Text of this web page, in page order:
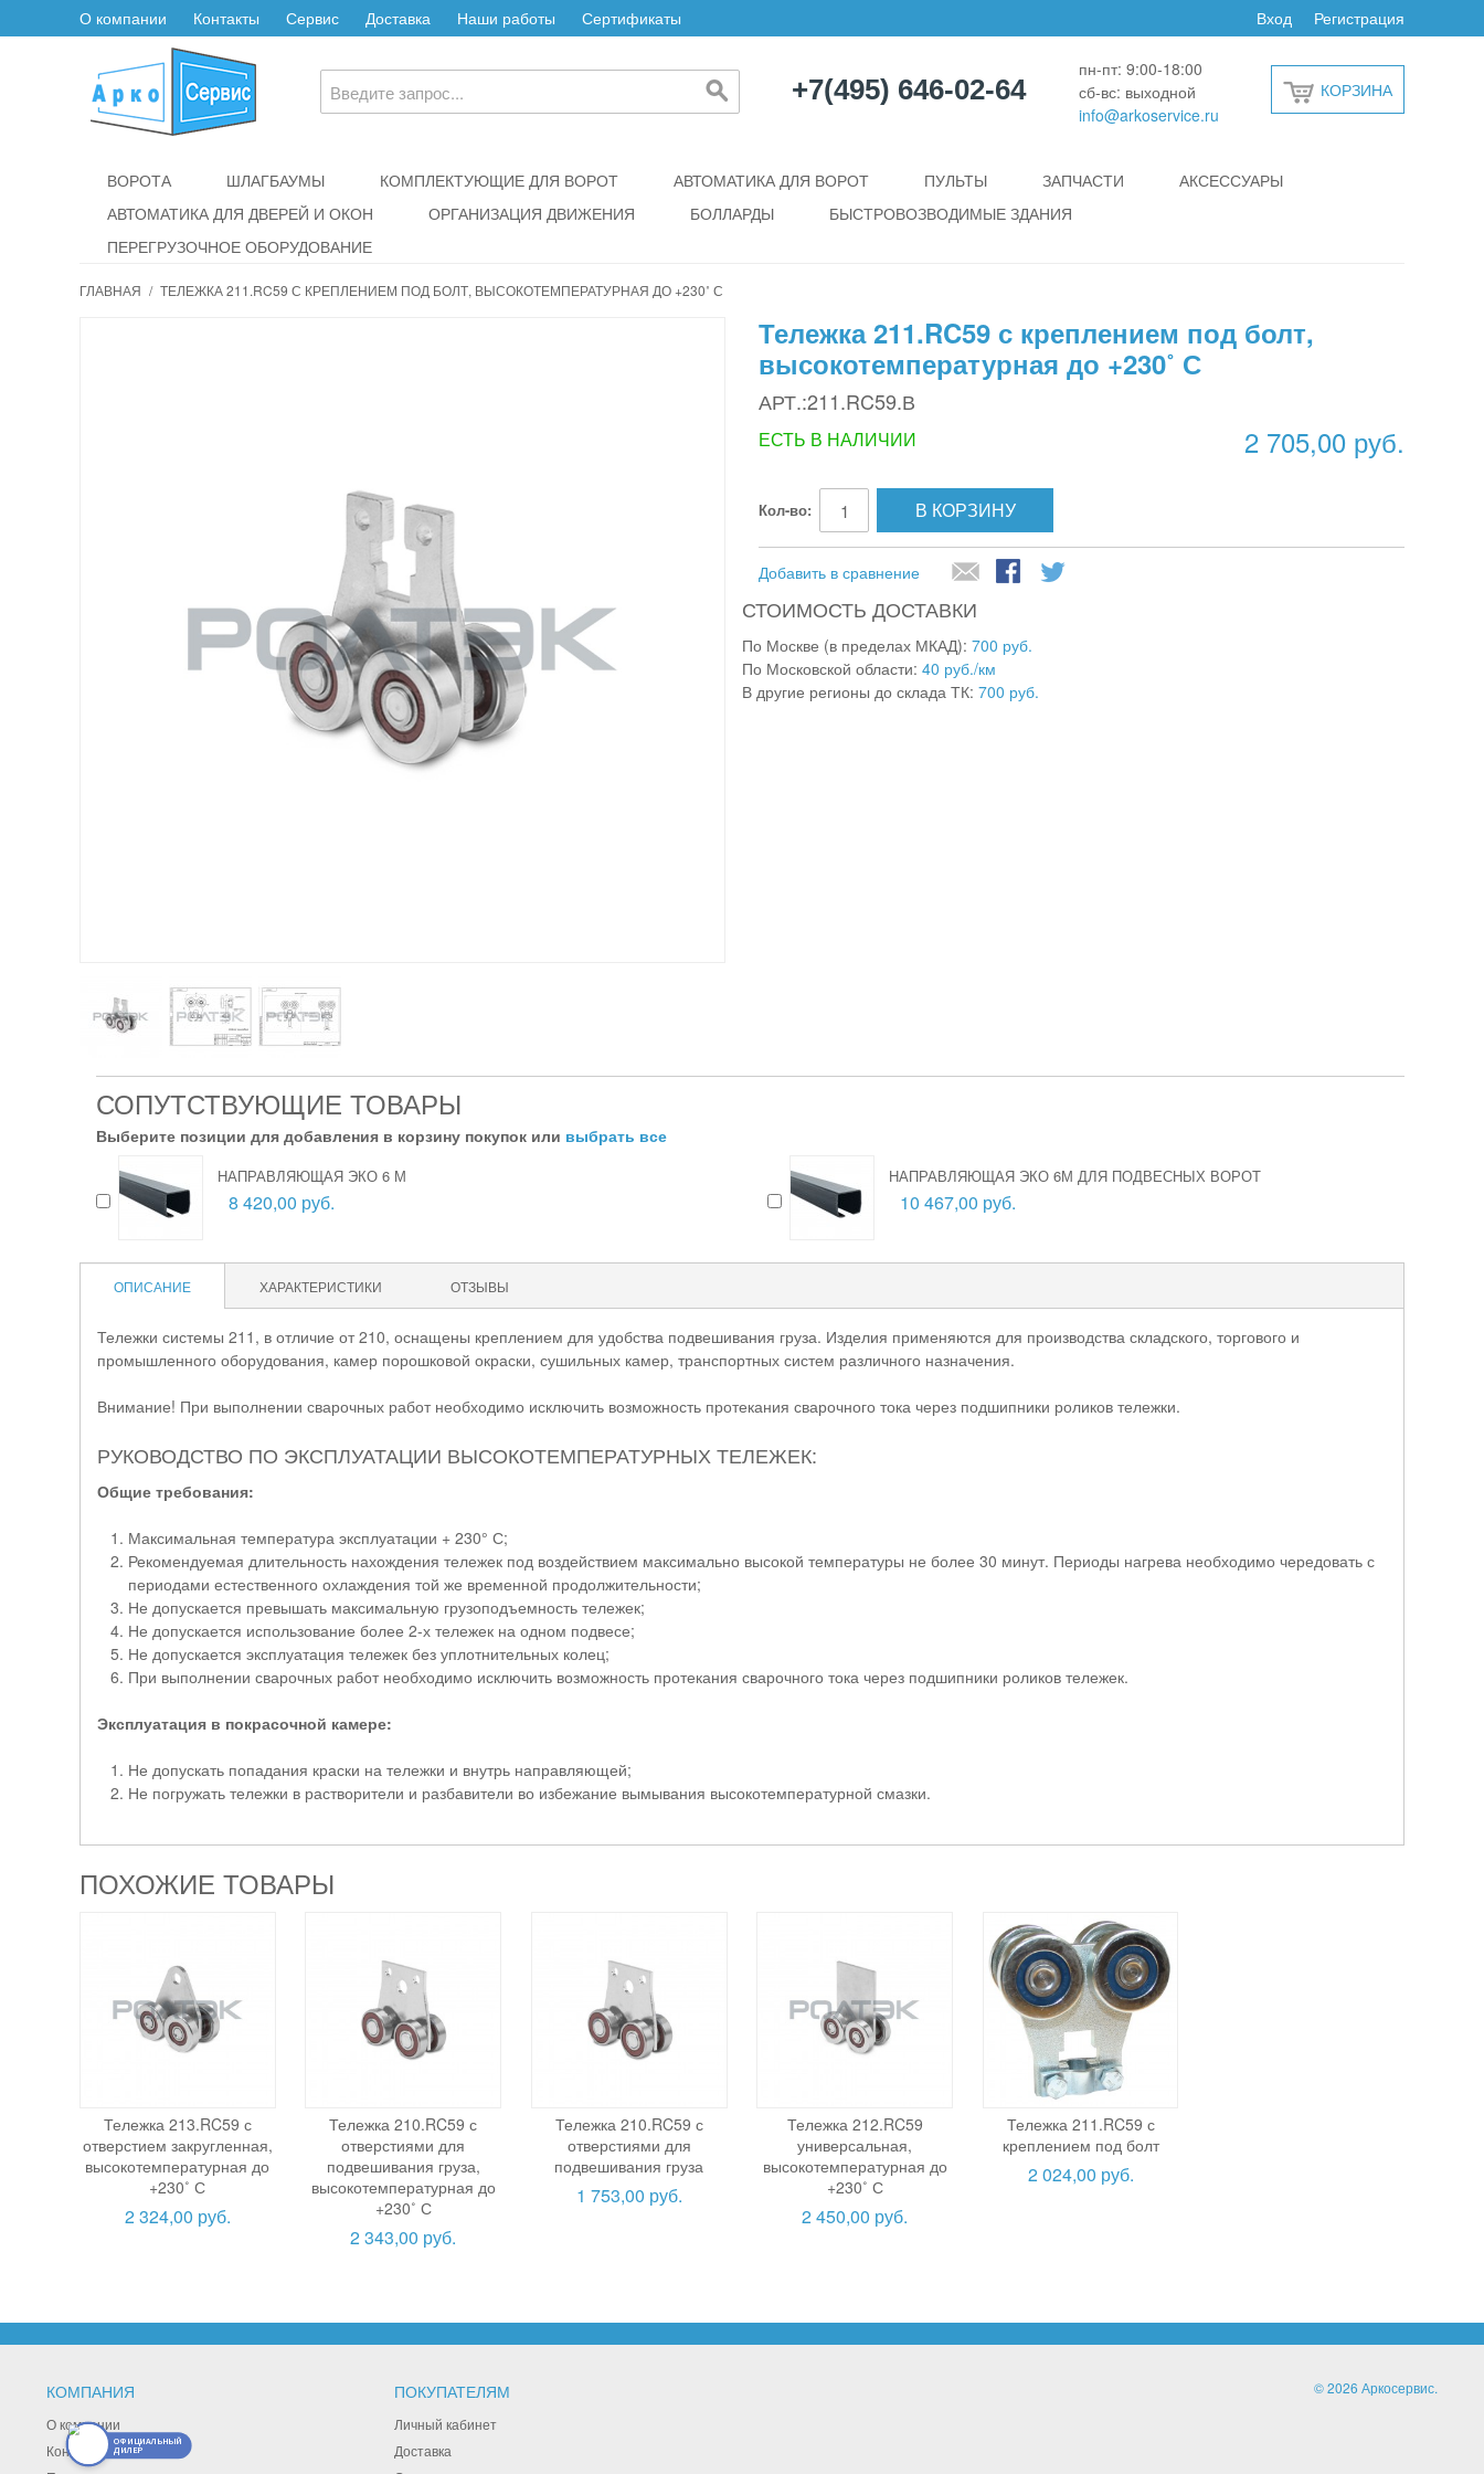
О компании Контакты Сервис Доставка Наши работы Сертификаты Регистрация
Вход
+7(495) 646-02-64
пн-пт: 9:00-18:00
сб-вс: выходной
info@arkoservice.ru
КОРЗИНА
ВОРОТА ШЛАГБАУМЫ КОМПЛЕКТУЮЩИЕ ДЛЯ ВОРОТ АВТОМАТИКА ДЛЯ ВОРОТ ПУЛЬТЫ ЗАПЧАСТИ
АКСЕССУАРЫ
АВТОМАТИКА ДЛЯ ДВЕРЕЙ И ОКОН
ОРГАНИЗАЦИЯ ДВИЖЕНИЯ БОЛЛАРДЫ
БЫСТРОВОЗВОДИМЫЕ ЗДАНИЯ
ПЕРЕГРУЗОЧНОЕ ОБОРУДОВАНИЕ
ГЛАВНАЯ / ТЕЛЕЖКА 211.RC59 С КРЕПЛЕНИЕМ ПОД БОЛТ, ВЫСОКОТЕМПЕРАТУРНАЯ ДО +230˚ С
Тележка 211.RC59 с креплением под болт,
высокотемпературная до +230˚ С
АРТ.:211.RC59.В
2 705,00 руб.
ЕСТЬ В НАЛИЧИИ
Кол-во: В КОРЗИНУ
Добавить в сравнение
СТОИМОСТЬ ДОСТАВКИ
По Москве (в пределах МКАД): 700 руб.
По Московской области: 40 руб./км
В другие регионы до склада ТК: 700 руб.
СОПУТСТВУЮЩИЕ ТОВАРЫ
Выберите позиции для добавления в корзину покупок или выбрать все
НАПРАВЛЯЮЩАЯ ЭКО 6 М
8 420,00 руб.
НАПРАВЛЯЮЩАЯ ЭКО 6М ДЛЯ ПОДВЕСНЫХ ВОРОТ
10 467,00 руб.
ОПИСАНИЕ ХАРАКТЕРИСТИКИ ОТЗЫВЫ
Тележки системы 211, в отличие от 210, оснащены креплением для удобства подвешивания груза. Изделия применяются для производства складского, торгового и
промышленного оборудования, камер порошковой окраски, сушильных камер, транспортных систем различного назначения.
Внимание! При выполнении сварочных работ необходимо исключить возможность протекания сварочного тока через подшипники роликов тележки.
РУКОВОДСТВО ПО ЭКСПЛУАТАЦИИ ВЫСОКОТЕМПЕРАТУРНЫХ ТЕЛЕЖЕК:
Общие требования:
Максимальная температура эксплуатации + 230° С;
Рекомендуемая длительность нахождения тележек под воздействием максимально высокой температуры не более 30 минут. Периоды нагрева необходимо чередовать с
периодами естественного охлаждения той же временной продолжительности;
Не допускается превышать максимальную грузоподъемность тележек;
Не допускается использование более 2-х тележек на одном подвесе;
Не допускается эксплуатация тележек без уплотнительных колец;
При выполнении сварочных работ необходимо исключить возможность протекания сварочного тока через подшипники роликов тележек.
Эксплуатация в покрасочной камере:
Не допускать попадания краски на тележки и внутрь направляющей;
Не погружать тележки в растворители и разбавители во избежание вымывания высокотемпературной смазки.
ПОХОЖИЕ ТОВАРЫ
Тележка 213.RC59 с
отверстием закругленная,
высокотемпературная до
+230˚ С
2 324,00 руб.
Тележка 210.RC59 с
отверстиями для
подвешивания груза,
высокотемпературная до
+230˚ С
2 343,00 руб.
Тележка 210.RC59 с
отверстиями для
подвешивания груза
1 753,00 руб.
Тележка 212.RC59
универсальная,
высокотемпературная до
+230˚ С
2 450,00 руб.
Тележка 211.RC59 с
креплением под болт
2 024,00 руб.
КОМПАНИЯ
О компании
Контакты
ПОКУПАТЕЛЯМ
Личный кабинет
Доставка
© 2026 Аркосервис.
ОФИЦИАЛЬНЫЙ
ДИЛЕР